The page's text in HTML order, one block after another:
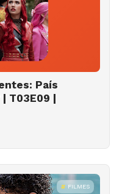
País
T03E09 |
FILMES